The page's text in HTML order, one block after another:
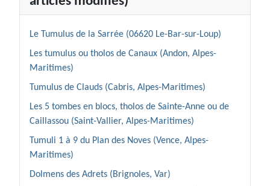
Le Tumulus de la Sarrée (06620 Le-Bar-sur-Loup)
Les tumulus ou tholos de Canaux (Andon, Alpes-
Maritimes)
Tumulus de Clauds (Cabris, Alpes-Maritimes)
Les 5 tombes en blocs, tholos de Sainte-Anne ou de
Caillassou (Saint-Vallier, Alpes-Maritimes)
Tumuli 1 à 9 du Plan des Noves (Vence, Alpes-
Maritimes)
Dolmens des Adrets (Brignoles, Var)